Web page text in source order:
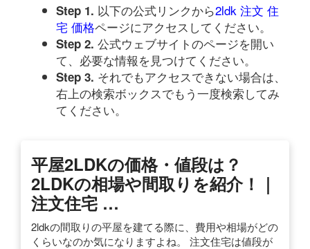
Step 1. 以下の公式リンクから2ldk 注文 住
宅 価格ページにアクセスしてください。
Step 2. 公式ウェブサイトのページを開い
て、必要な情報を見つけてください。
Step 3. それでもアクセスできない場合は、
右上の検索ボックスでもう一度検索してみ
てください。
平屋2LDKの価格・値段は？
2LDKの相場や間取りを紹介！｜
注文住宅 …
2ldkの間取りの平屋を建てる際に、費用や相場がどの
くらいなのか気になりますよね。 注文住宅は値段が